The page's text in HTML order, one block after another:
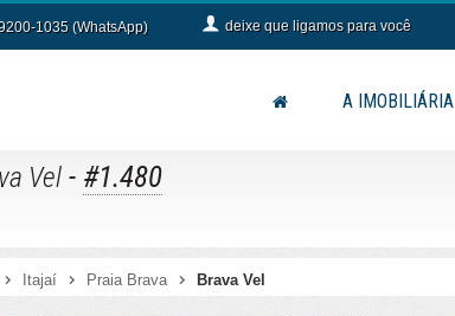
1035 (WhatsApp) deixe que ligamos para você
A IMOBILIÁRIA
Vel - #1.480
Itajaí Praia Brava Brava Vel